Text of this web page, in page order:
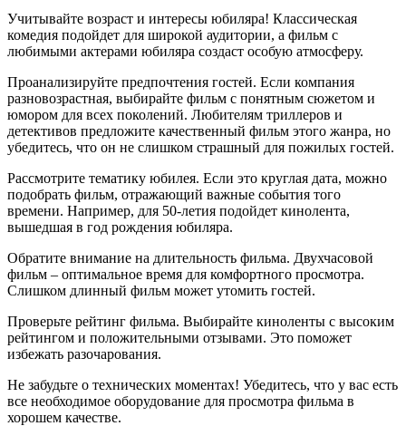
Учитывайте возраст и интересы юбиляра! Классическая
комедия подойдет для широкой аудитории, а фильм с
любимыми актерами юбиляра создаст особую атмосферу.
Проанализируйте предпочтения гостей. Если компания
разновозрастная, выбирайте фильм с понятным сюжетом и
юмором для всех поколений. Любителям триллеров и
детективов предложите качественный фильм этого жанра, но
убедитесь, что он не слишком страшный для пожилых гостей.
Рассмотрите тематику юбилея. Если это круглая дата, можно
подобрать фильм, отражающий важные события того
времени. Например, для 50-летия подойдет кинолента,
вышедшая в год рождения юбиляра.
Обратите внимание на длительность фильма. Двухчасовой
фильм – оптимальное время для комфортного просмотра.
Слишком длинный фильм может утомить гостей.
Проверьте рейтинг фильма. Выбирайте киноленты с высоким
рейтингом и положительными отзывами. Это поможет
избежать разочарования.
Не забудьте о технических моментах! Убедитесь, что у вас есть
все необходимое оборудование для просмотра фильма в
хорошем качестве.